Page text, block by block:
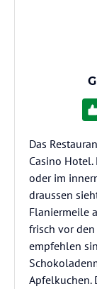
Das
Casino Hotel.
oder im
draussen
Flaniermeile
frisch vor den
empfehlen
Apfelkuchen.